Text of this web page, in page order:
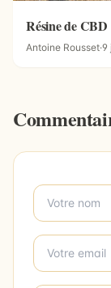
Résine de
Antoine Rousset·9